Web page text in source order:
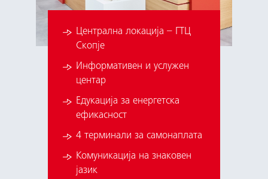
Централна локација – ГТЦ
Скопје
Информативен и услужен
центар
Едукација за енергетска
ефикасност
4 терминали за самонаплата
Комуникација на знаковен
јазик